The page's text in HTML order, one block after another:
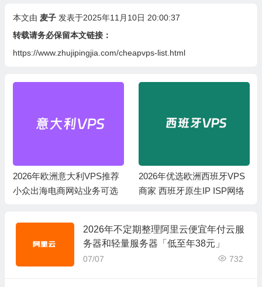
本文由 麦子 发表于2025年11月10日 20:00:37
转载请务必保留本文链接：
https://www.zhujipingjia.com/cheapvps-list.html
2026年欧洲意大利VPS推荐
小众出海电商网站业务可选
2026年优选欧洲西班牙VPS
商家 西班牙原生IP ISP网络
2026年不定期整理阿里云便宜年付云服
务器和轻量服务器「低至年38元」
07/07 732